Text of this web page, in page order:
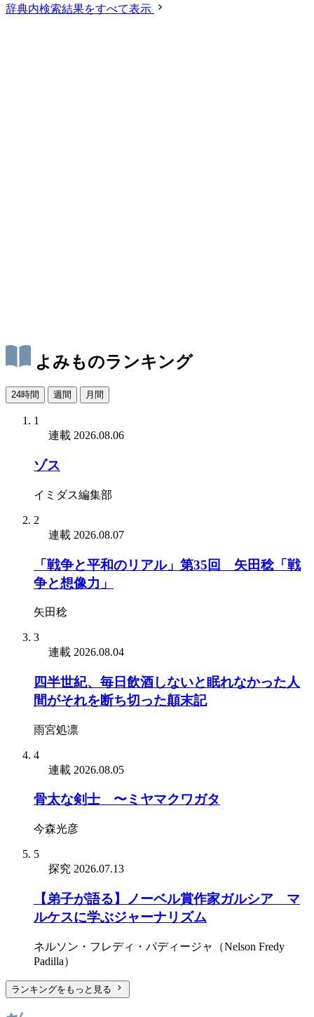
辞典内検索結果をすべて表示
よみものランキング
24時間 週間 月間
1
連載 2026.08.06
ゾス
イミダス編集部
2
連載 2026.08.07
「戦争と平和のリアル」第35回 矢田稔「戦
争と想像力」
矢田稔
3
連載 2026.08.04
四半世紀、毎日飲酒しないと眠れなかった人
間がそれを断ち切った顛末記
雨宮処凛
4
連載 2026.08.05
骨太な剣士 〜ミヤマクワガタ
今森光彦
5
探究 2026.07.13
【弟子が語る】ノーベル賞作家ガルシア゠マ
ルケスに学ぶジャーナリズム
ネルソン・フレディ・パディージャ（Nelson Fredy
Padilla）
ランキングをもっと見る